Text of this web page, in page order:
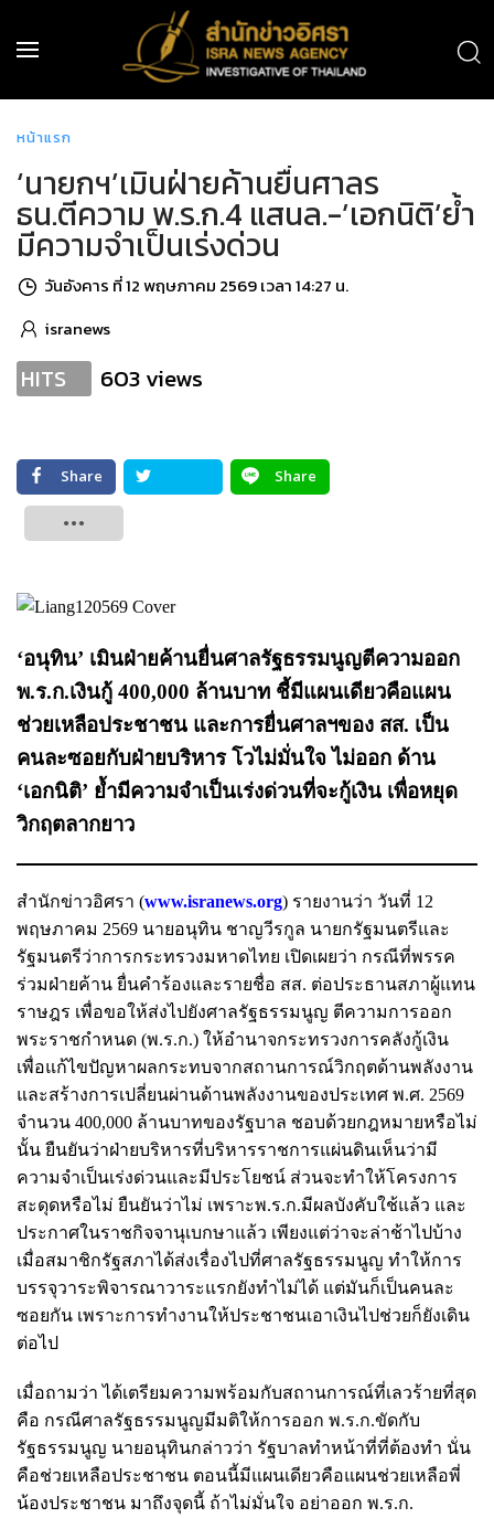
หน้าแรก
‘นายกฯ’เมินฝ่ายค้านยื่นศาลร
ธน.ตีความ พ.ร.ก.4 แสนล.-’เอกนิติ’ย้ำ
มีความจำเป็นเร่งด่วน
วันอังคาร ที่ 12 พฤษภาคม 2569 เวลา 14:27 น.
isranews
HITS 603 views
Share
Share
‘อนุทิน’ เมินฝ่ายค้านยื่นศาลรัฐธรรมนูญตีความออก
พ.ร.ก.เงินกู้ 400,000 ล้านบาท ชี้มีแผนเดียวคือแผน
ช่วยเหลือประชาชน และการยื่นศาลฯของ สส. เป็น
คนละซอยกับฝ่ายบริหาร โวไม่มั่นใจ ไม่ออก ด้าน
‘เอกนิติ’ ย้ำมีความจำเป็นเร่งด่วนที่จะกู้เงิน เพื่อหยุด
วิกฤตลากยาว
สำนักข่าวอิศรา (www.isranews.org) รายงานว่า วันที่ 12
พฤษภาคม 2569 นายอนุทิน ชาญวีรกูล นายกรัฐมนตรีและ
รัฐมนตรีว่าการกระทรวงมหาดไทย เปิดเผยว่า กรณีที่พรรค
ร่วมฝ่ายค้าน ยื่นคำร้องและรายชื่อ สส. ต่อประธานสภาผู้แทน
ราษฎร เพื่อขอให้ส่งไปยังศาลรัฐธรรมนูญ ตีความการออก
พระราชกำหนด (พ.ร.ก.) ให้อำนาจกระทรวงการคลังกู้เงิน
เพื่อแก้ไขปัญหาผลกระทบจากสถานการณ์วิกฤตด้านพลังงาน
และสร้างการเปลี่ยนผ่านด้านพลังงานของประเทศ พ.ศ. 2569
จำนวน 400,000 ล้านบาทของรัฐบาล ชอบด้วยกฎหมายหรือไม่
นั้น ยืนยันว่าฝ่ายบริหารที่บริหารราชการแผ่นดินเห็นว่ามี
ความจำเป็นเร่งด่วนและมีประโยชน์ ส่วนจะทำให้โครงการ
สะดุดหรือไม่ ยืนยันว่าไม่ เพราะพ.ร.ก.มีผลบังคับใช้แล้ว และ
ประกาศในราชกิจจานุเบกษาแล้ว เพียงแต่ว่าจะล่าช้าไปบ้าง
เมื่อสมาชิกรัฐสภาได้ส่งเรื่องไปที่ศาลรัฐธรรมนูญ ทำให้การ
บรรจุวาระพิจารณาวาระแรกยังทำไม่ได้ แต่มันก็เป็นคนละ
ซอยกัน เพราะการทำงานให้ประชาชนเอาเงินไปช่วยก็ยังเดิน
ต่อไป
เมื่อถามว่า ได้เตรียมความพร้อมกับสถานการณ์ที่เลวร้ายที่สุด
คือ กรณีศาลรัฐธรรมนูญมีมติให้การออก พ.ร.ก.ขัดกับ
รัฐธรรมนูญ นายอนุทินกล่าวว่า รัฐบาลทำหน้าที่ที่ต้องทำ นั่น
คือช่วยเหลือประชาชน ตอนนี้มีแผนเดียวคือแผนช่วยเหลือพี่
น้องประชาชน มาถึงจุดนี้ ถ้าไม่มั่นใจ อย่าออก พ.ร.ก.